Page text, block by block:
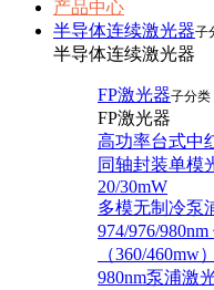
产品中心
半导体连续激光器子
半导体连续激光器
FP激光器子分类
FP激光器
高功率台式中
同轴封装单模
20/30mW
多模无制冷泵
974/976/
（360/460mw）
980nm泵浦激